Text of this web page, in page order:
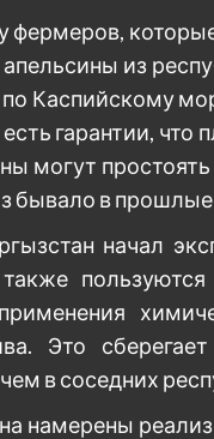
из
по Каспийскому
гарантии, что
могут
бывало в
начал
Это
в соседних
намерены